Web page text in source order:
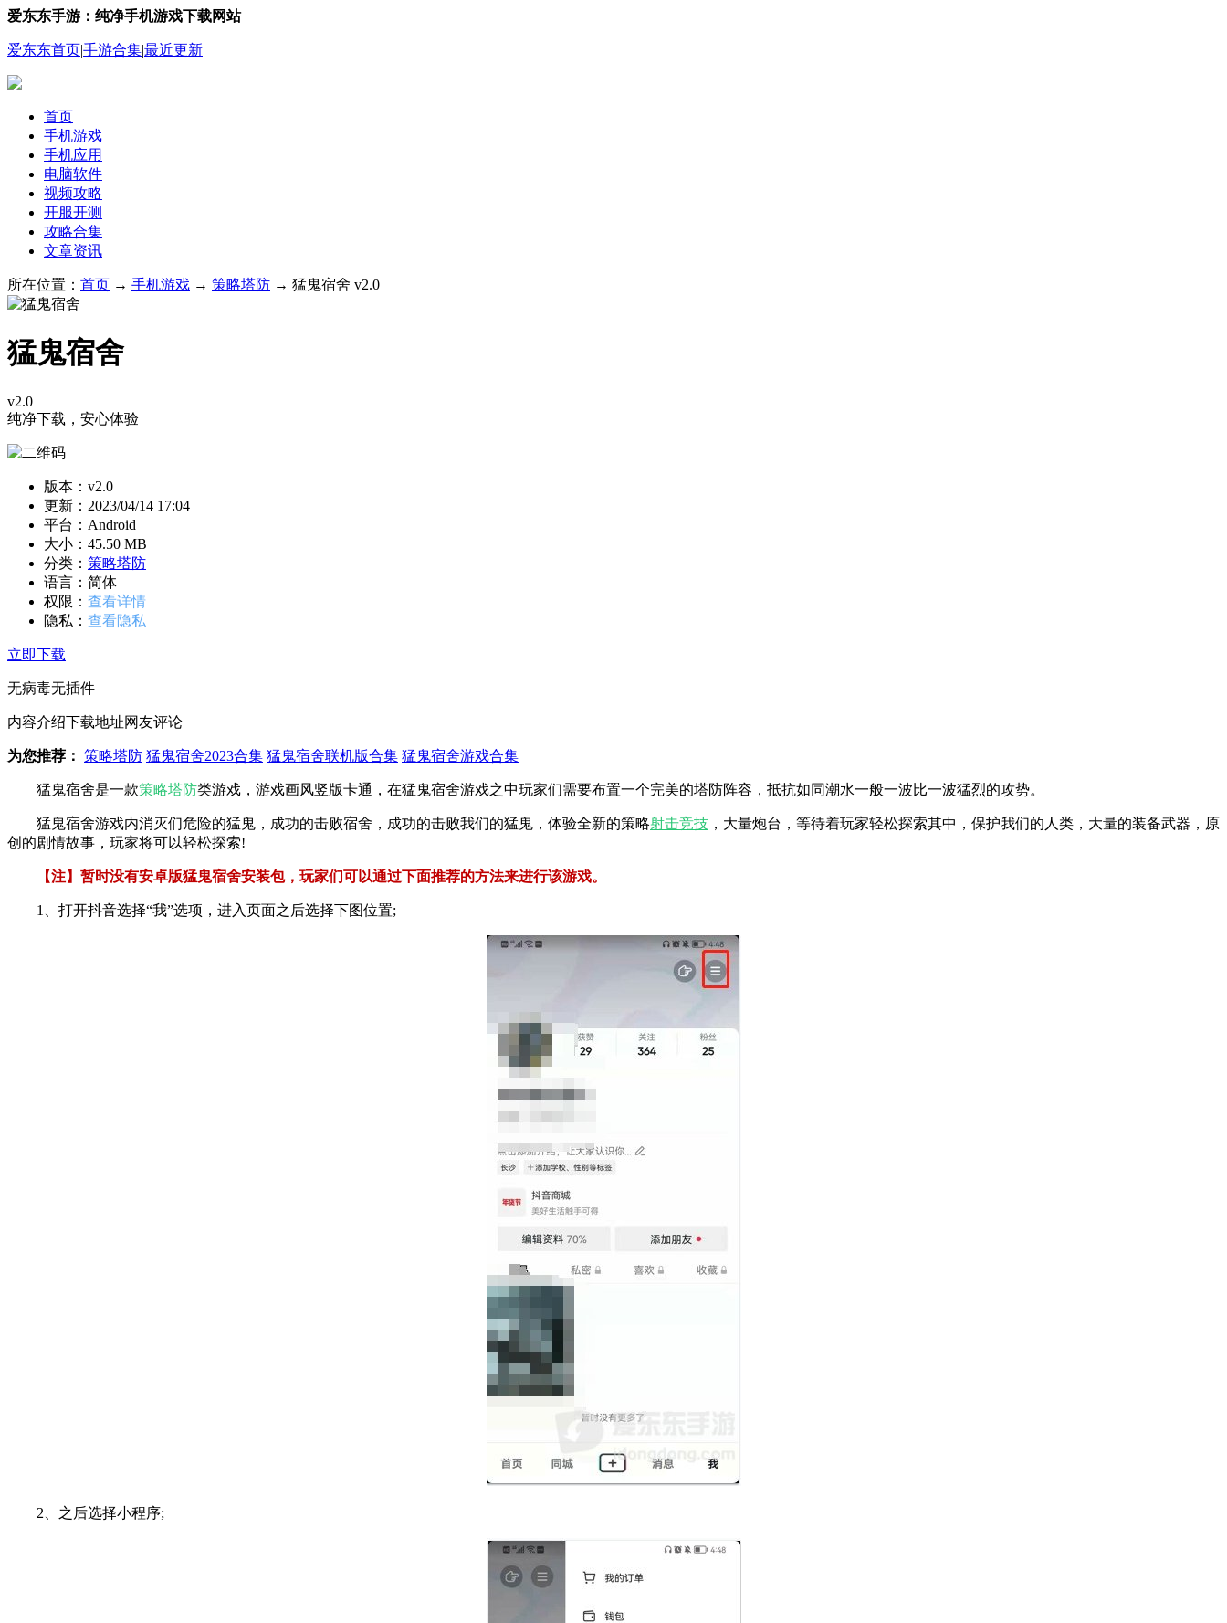
爱东东手游：纯净手机游戏下载网站
爱东东首页|手游合集|最近更新
首页
手机游戏
手机应用
电脑软件
视频攻略
开服开测
攻略合集
文章资讯
所在位置： 首页 → 手机游戏 → 策略塔防 → 猛鬼宿舍 v2.0
猛鬼宿舍
v2.0
纯净下载，安心体验
版本：v2.0
更新： 2023/04/14 17:04
平台：Android
大小：45.50 MB
分类： 策略塔防
语言：简体
权限： 查看详情
隐私： 查看隐私
立即下载
无病毒无插件
内容介绍下载地址网友评论
为您推荐： 策略塔防 猛鬼宿舍2023合集 猛鬼宿舍联机版合集 猛鬼宿舍游戏合集
猛鬼宿舍是一款策略塔防类游戏，游戏画风竖版卡通，在猛鬼宿舍游戏之中玩家们需要布置一个完美的塔防阵容，抵抗如同潮水一般一波比一波猛烈的攻势。
猛鬼宿舍游戏内消灭们危险的猛鬼，成功的击败宿舍，成功的击败我们的猛鬼，体验全新的策略射击竞技 ，大量炮台，等待着玩家轻松探索其中，保护我们的人类，大量的装备武器，原
创的剧情故事，玩家将可以轻松探索!
【注】暂时没有安卓版猛鬼宿舍安装包，玩家们可以通过下面推荐的方法来进行该游戏。
1、打开抖音选择“我”选项，进入页面之后选择下图位置;
2、之后选择小程序;